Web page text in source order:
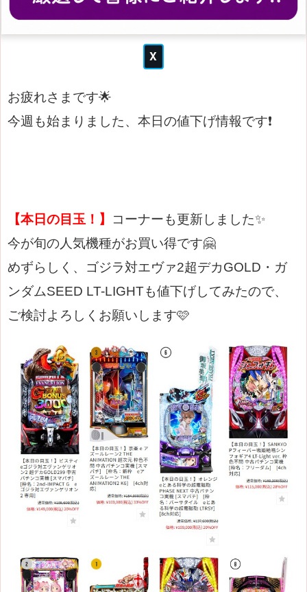
お疲れさまです🌟
今週も始まりました、本日の値下げ情報です❗
【本日の目玉！】
コーナーも更新しました✨
今が旬の人気機種がお買い得です🤗
めずらしく、ゴジラ対エヴァ2超デカGOLD・ガ
ンダムSEED LT-LIGHTも値下げしてみたので、
ご検討よろしくお願いします🩷